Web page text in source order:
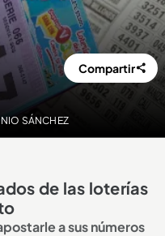
SÁNCHEZ
Compartir
de las loterías
a sus números